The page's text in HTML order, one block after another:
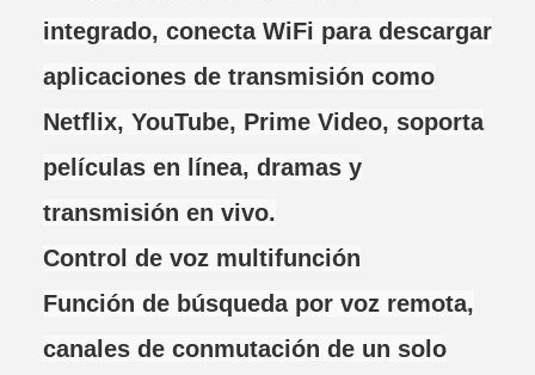
integrado, conecta WiFi para descargar
aplicaciones de transmisión como
Netflix, YouTube, Prime Video, soporta
películas en línea, dramas y
transmisión en vivo.
Control de voz multifunción
Función de búsqueda por voz remota,
canales de conmutación de un solo